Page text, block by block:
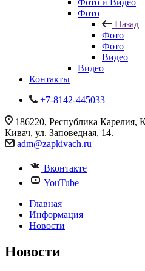
Фото и Видео
Фото
Назад
Фото
Фото
Видео
Видео
Контакты
+7-8142-445033
186220, Республика Карелия,
Кивач, ул. Заповедная, 14.
adm@zapkivach.ru
Вконтакте
YouTube
Главная
Информация
Новости
Новости